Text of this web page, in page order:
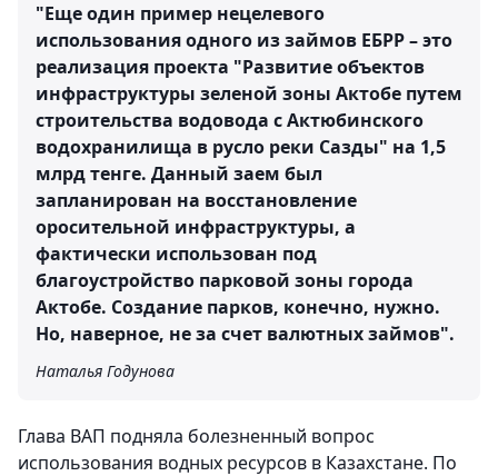
"Еще один пример нецелевого
использования одного из займов ЕБРР – это
реализация проекта "Развитие объектов
инфраструктуры зеленой зоны Актобе путем
строительства водовода с Актюбинского
водохранилища в русло реки Сазды" на 1,5
млрд тенге. Данный заем был
запланирован на восстановление
оросительной инфраструктуры, а
фактически использован под
благоустройство парковой зоны города
Актобе. Создание парков, конечно, нужно.
Но, наверное, не за счет валютных займов".
Наталья Годунова
Глава ВАП подняла болезненный вопрос
использования водных ресурсов в Казахстане. По